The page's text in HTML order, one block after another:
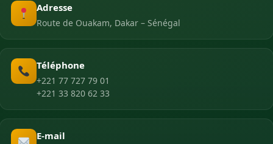
Adresse
Route de Ouakam, Dakar – Sénégal
Téléphone
+221 77 727 79 01
+221 33 820 62 33
E-mail